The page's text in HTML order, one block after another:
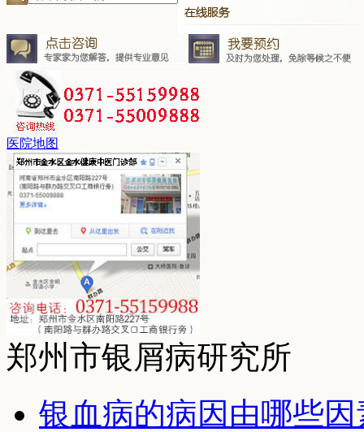
医院地图
郑州市银屑病研究所
银血病的病因由哪些